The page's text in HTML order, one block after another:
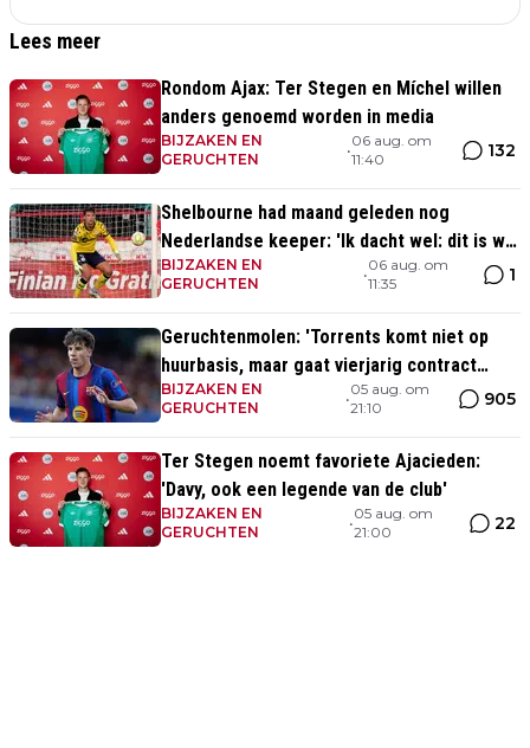
Lees meer
Rondom Ajax: Ter Stegen en Míchel willen
anders genoemd worden in media
BIJZAKEN EN
GERUCHTEN
•
06 aug. om
11:40
132
Shelbourne had maand geleden nog
Nederlandse keeper: 'Ik dacht wel: dit is wel
héél Iers'
BIJZAKEN EN
GERUCHTEN
•
06 aug. om
11:35
1
Geruchtenmolen: 'Torrents komt niet op
huurbasis, maar gaat vierjarig contract
tekenen bij Ajax'
BIJZAKEN EN
GERUCHTEN
•
05 aug. om
21:10
905
Ter Stegen noemt favoriete Ajacieden:
'Davy, ook een legende van de club'
BIJZAKEN EN
GERUCHTEN
•
05 aug. om
21:00
22